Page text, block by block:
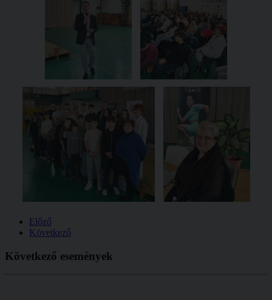
Előző
Következő
Következő események